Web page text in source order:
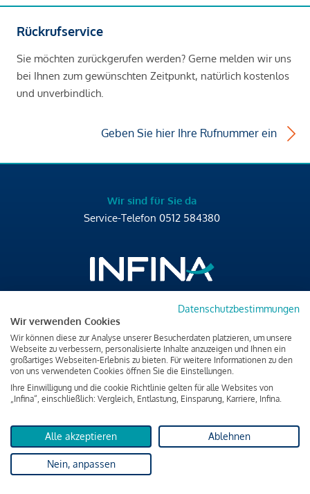
Rückrufservice
Sie möchten zurückgerufen werden? Gerne melden wir uns
bei Ihnen zum gewünschten Zeitpunkt, natürlich kostenlos
und unverbindlich.
Geben Sie hier Ihre Rufnummer ein
Wir sind für Sie da
Service-Telefon 0512 584380
Brixner Straße 2/4
6020 Innsbruck
T+43 512 584380
office@infina.at
Impressum
Datenschutz & Cookies
Datenschutzbestimmungen
Wir verwenden Cookies
Wir können diese zur Analyse unserer Besucherdaten platzieren, um unsere
Webseite zu verbessern, personalisierte Inhalte anzuzeigen und Ihnen ein
großartiges Webseiten-Erlebnis zu bieten. Für weitere Informationen zu den
von uns verwendeten Cookies öffnen Sie die Einstellungen.
Ihre Einwilligung und die cookie Richtlinie gelten für alle Websites von
„Infina“, einschließlich: Vergleich, Entlastung, Einsparung, Karriere, Infina.
Alle akzeptieren Ablehnen
Nein, anpassen